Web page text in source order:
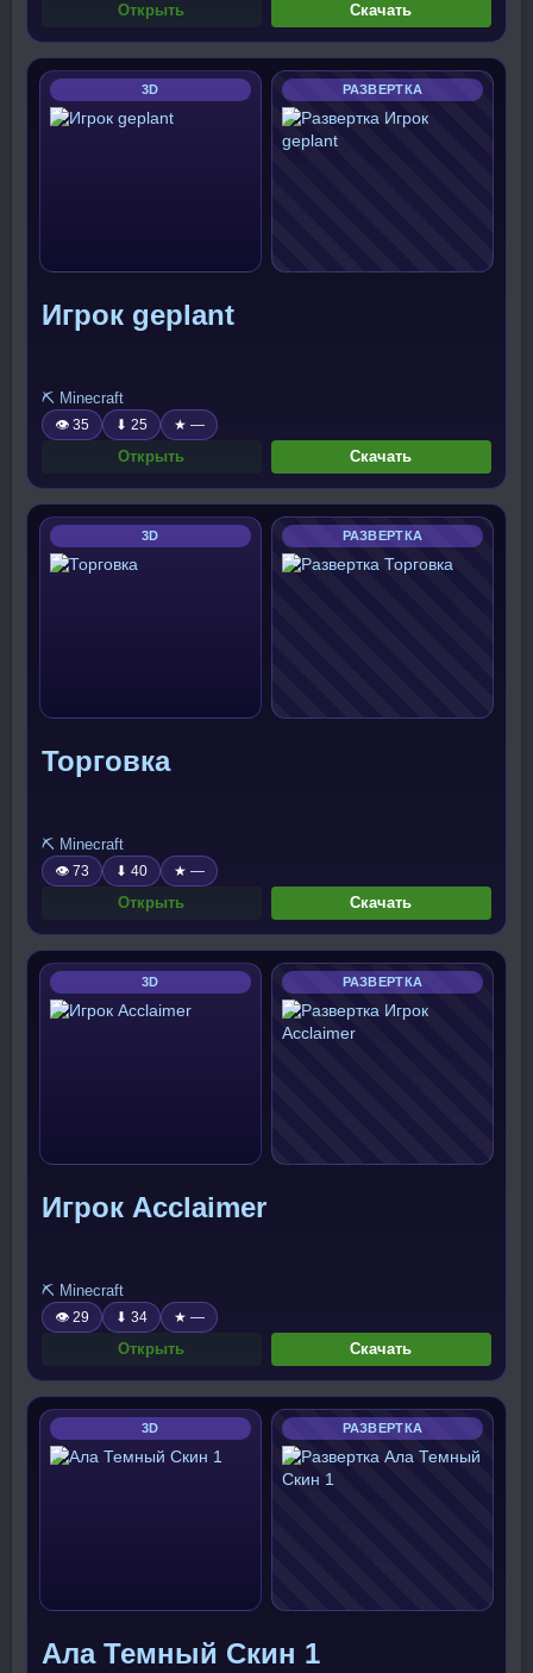
Открыть Скачать
3D РАЗВЕРТКА
Игрок geplant
⛏️ Minecraft
👁 35 ⬇ 25 ★ —
Открыть Скачать
3D РАЗВЕРТКА
Торговка
⛏️ Minecraft
👁 73 ⬇ 40 ★ —
Открыть Скачать
3D РАЗВЕРТКА
Игрок Acclaimer
⛏️ Minecraft
👁 29 ⬇ 34 ★ —
Открыть Скачать
3D РАЗВЕРТКА
Ала Темный Скин 1